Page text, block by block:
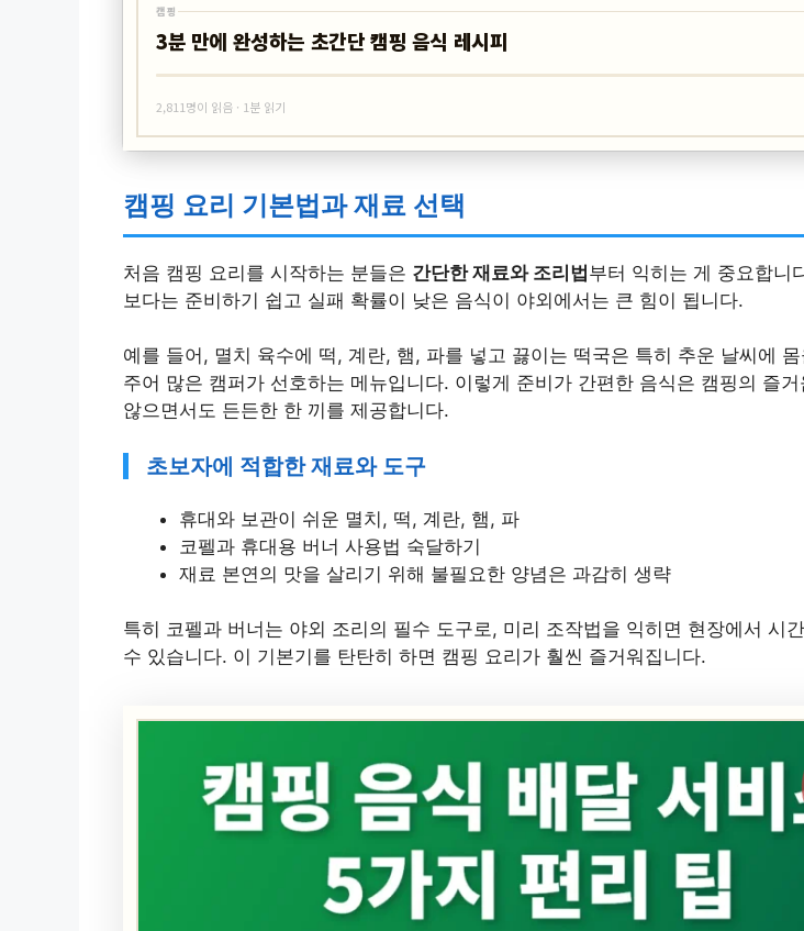
캠핑
3분 만에 완성하는 초간단 캠핑 음식 레시피
2,811명이 읽음 · 1분 읽기
캠핑 요리 기본법과 재료 선택
처음 캠핑 요리를 시작하는 분들은 간단한 재료와 조리법부터 익히는 게 중요합니
보다는 준비하기 쉽고 실패 확률이 낮은 음식이 야외에서는 큰 힘이 됩니다.
예를 들어, 멸치 육수에 떡, 계란, 햄, 파를 넣고 끓이는 떡국은 특히 추운 날씨에
주어 많은 캠퍼가 선호하는 메뉴입니다. 이렇게 준비가 간편한 음식은 캠핑의 즐거
않으면서도 든든한 한 끼를 제공합니다.
초보자에 적합한 재료와 도구
휴대와 보관이 쉬운 멸치, 떡, 계란, 햄, 파
코펠과 휴대용 버너 사용법 숙달하기
재료 본연의 맛을 살리기 위해 불필요한 양념은 과감히 생략
특히 코펠과 버너는 야외 조리의 필수 도구로, 미리 조작법을 익히면 현장에서 시
수 있습니다. 이 기본기를 탄탄히 하면 캠핑 요리가 훨씬 즐거워집니다.